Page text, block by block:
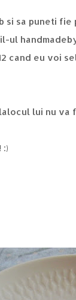
si sa puneti
ul
cand eu
lui nu va